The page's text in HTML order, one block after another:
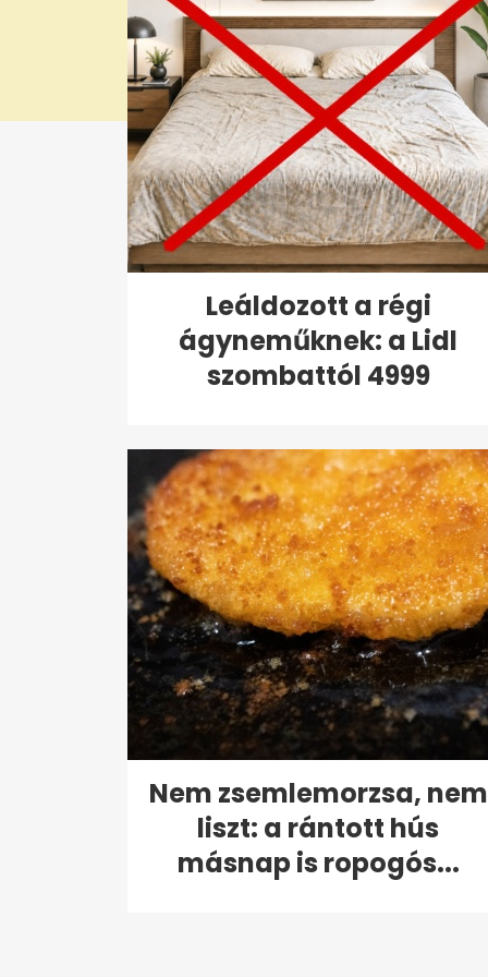
Leáldozott a régi
ágyneműknek: a Lidl
szombattól 4999
Nem zsemlemorzsa, nem
liszt: a rántott hús
másnap is ropogós...